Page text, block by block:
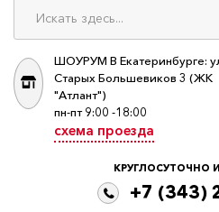
ШОУРУМ В Екатеринбурге:
Старых Большевиков 3 (ЖК
"Атлант")
пн-пт 9:00 -18:00
схема проезда
КРУГЛОСУТОЧНО
+7 (343)